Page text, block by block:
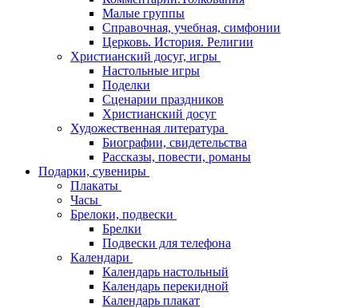
Малые группы
Справочная, учебная, симфонии
Церковь. История. Религии
Христианский досуг, игры
Настольные игры
Поделки
Сценарии праздников
Христианский досуг
Художественная литература
Биографии, свидетельства
Рассказы, повести, романы
Подарки, сувениры
Плакаты
Часы
Брелоки, подвески
Брелки
Подвески для телефона
Календари
Календарь настольный
Календарь перекидной
Календарь плакат